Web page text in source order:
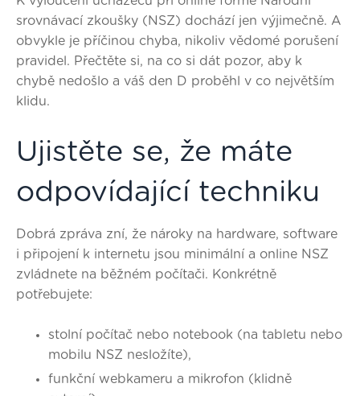
srovnávací zkoušky (NSZ) dochází jen výjimečně. A
obvykle je příčinou chyba, nikoliv vědomé porušení
pravidel. Přečtěte si, na co si dát pozor, aby k
chybě nedošlo a váš den D proběhl v co největším
klidu.
Ujistěte se, že máte
odpovídající techniku
Dobrá zpráva zní, že nároky na hardware, software
i připojení k internetu jsou minimální a online NSZ
zvládnete na běžném počítači. Konkrétně
potřebujete:
stolní počítač nebo notebook (na tabletu nebo
mobilu NSZ nesložíte),
funkční webkameru a mikrofon (klidně